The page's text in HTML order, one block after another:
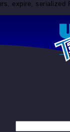
expire, serialized